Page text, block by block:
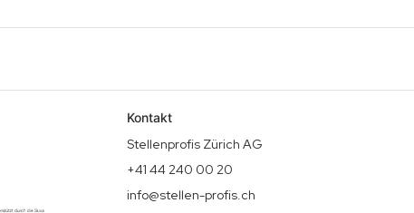
Kontakt
Stellenprofis Zürich AG
+41 44 240 00 20
info@stellen-profis.ch